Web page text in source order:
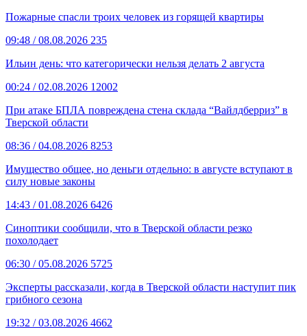
Пожарные спасли троих человек из горящей квартиры
09:48 / 08.08.2026 235
Ильин день: что категорически нельзя делать 2 августа
00:24 / 02.08.2026 12002
При атаке БПЛА повреждена стена склада “Вайлдберриз” в
Тверской области
08:36 / 04.08.2026 8253
Имущество общее, но деньги отдельно: в августе вступают в
силу новые законы
14:43 / 01.08.2026 6426
Синоптики сообщили, что в Тверской области резко
похолодает
06:30 / 05.08.2026 5725
Эксперты рассказали, когда в Тверской области наступит пик
грибного сезона
19:32 / 03.08.2026 4662